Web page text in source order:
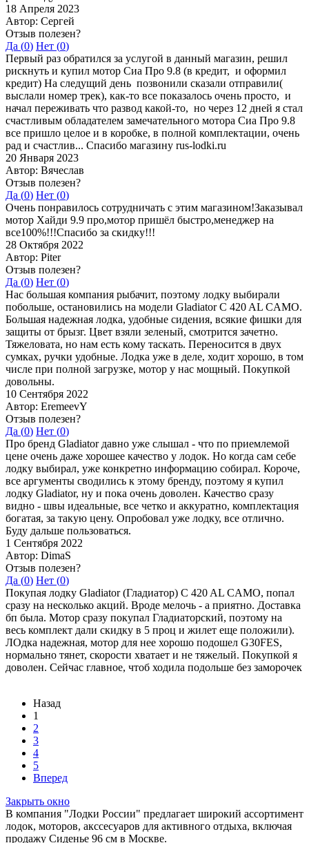
18 Апреля 2023
Автор: Сергей
Отзыв полезен?
Да (0) Нет (0)
Первый раз обратился за услугой в данный магазин, решил
рискнуть и купил мотор Сиа Про 9.8 (в кредит, и оформил
кредит) На следущий день позвонили сказали отправили(
выслали номер трек), как-то все показалось очень просто, и
начал переживать что развод какой-то, но через 12 дней я стал
счастливым обладателем замечательного мотора Сиа Про 9.8
все пришло целое и в коробке, в полной комплектации, очень
рад и счастлив... Спасибо магазину rus-lodki.ru
20 Января 2023
Автор: Вячеслав
Отзыв полезен?
Да (0) Нет (0)
Очень понравилось сотрудничать с этим магазином!Заказывал
мотор Хайди 9.9 про,мотор пришёл быстро,менеджер на
все100%!!!Спасибо за скидку!!!
28 Октября 2022
Автор: Piter
Отзыв полезен?
Да (0) Нет (0)
Нас большая компания рыбачит, поэтому лодку выбирали
побольше, остановились на модели Gladiator C 420 AL CAMO.
Большая надежная лодка, удобные сидения, всякие фишки для
защиты от брызг. Цвет взяли зеленый, смотрится зачетно.
Тяжеловата, но нам есть кому таскать. Переносится в двух
сумках, ручки удобные. Лодка уже в деле, ходит хорошо, в том
числе при полной загрузке, мотор у нас мощный. Покупкой
довольны.
10 Сентября 2022
Автор: EremeevY
Отзыв полезен?
Да (0) Нет (0)
Про бренд Gladiator давно уже слышал - что по приемлемой
цене очень даже хорошее качество у лодок. Но когда сам себе
лодку выбирал, уже конкретно информацию собирал. Короче,
все аргументы сводились к этому бренду, поэтому я купил
лодку Gladiator, ну и пока очень доволен. Качество сразу
видно - швы идеальные, все четко и аккуратно, комплектация
богатая, за такую цену. Опробовал уже лодку, все отлично.
Буду дальше пользоваться.
1 Сентября 2022
Автор: DimaS
Отзыв полезен?
Да (0) Нет (0)
Покупая лодку Gladiator (Гладиатор) C 420 AL CAMO, попал
сразу на несколько акций. Вроде мелочь - а приятно. Доставка
бп была. Мотор сразу покупал Гладиаторский, поэтому на
весь комплект дали скидку в 5 проц и жилет еще положили).
ЛОдка надежная, мотор для нее хорошо подошел G30FES,
нормально тянет, скорости хватает и не тяжелый. Покупкой я
доволен. Сейчас главное, чтоб ходила подольше без заморочек
Назад
1
2
3
4
5
Вперед
Закрыть окно
В компания "Лодки России" предлагает широкий ассортимент
лодок, моторов, акссесуаров для активного отдыха, включая
продажу Сиденье 96 см в Москве.